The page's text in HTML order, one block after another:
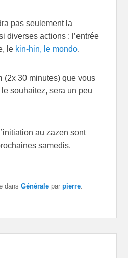
pas seulement la
diverses actions : l’entrée
le kin-hin, le mondo.
(2x 30 minutes) que vous
souhaitez, sera un peu
au zazen sont
samedis.
dansGénérale parpierre